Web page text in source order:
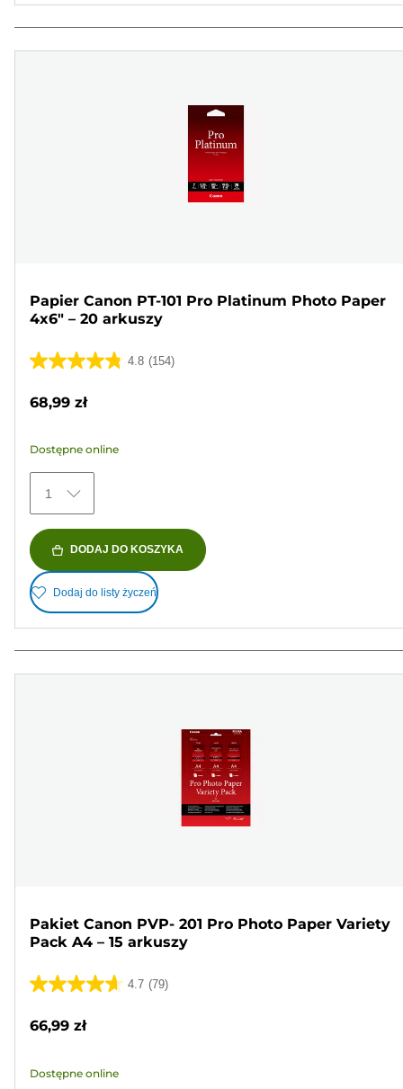
Papier Canon PT-101 Pro Platinum Photo Paper
4x6" – 20 arkuszy
4.8 (154)
4.8
5
154
Recenzji
68,99 zł
Dostępne online
1
DODAJ DO KOSZYKA
Dodaj do listy życzeń
Pakiet Canon PVP- 201 Pro Photo Paper Variety
Pack A4 – 15 arkuszy
4.7 (79)
4.7
5
79
66,99 zł
Dostępne online